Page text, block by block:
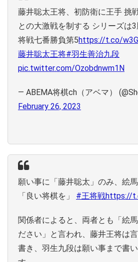
藤井聡太王将、初防衛に王手 挑
との大激戦を制する シリーズは
将戦七番勝負第5https://t.co/
藤井聡太王将#羽生善治九段
pic.twitter.com/Ozobdnwm1N
— ABEMA将棋ch（アベマ）
February 26, 2023
願い事に「藤井聡太」のみ、絵
「良い将棋を」 #王将戦https://
関係者によると、両者とも「絵
ださい」と言われ、藤井王将は
書き、羽生九段は願い事まで書